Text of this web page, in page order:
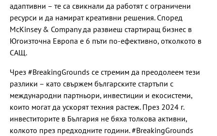
адаптивни – те са свикнали да работят с ограничени
ресурси и да намират креативни решения. Според
McKinsey & Company да развиеш стартиращ бизнес в
Югоизточна Европа е 6 пъти по-ефективно, отколкото в
САЩ.
Чрез #BreakingGrounds се стремим да преодолеем тези
разлики – като свържем българските стартъпи с
международни партньори, инвестиции и екосистеми,
които могат да ускорят техния растеж. През 2024 г.
инвеститорите в България не бяха толкова активни,
колкото през предходните години. #BreakingGrounds